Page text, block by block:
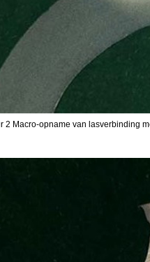
2 Macro-opname van lasverbinding